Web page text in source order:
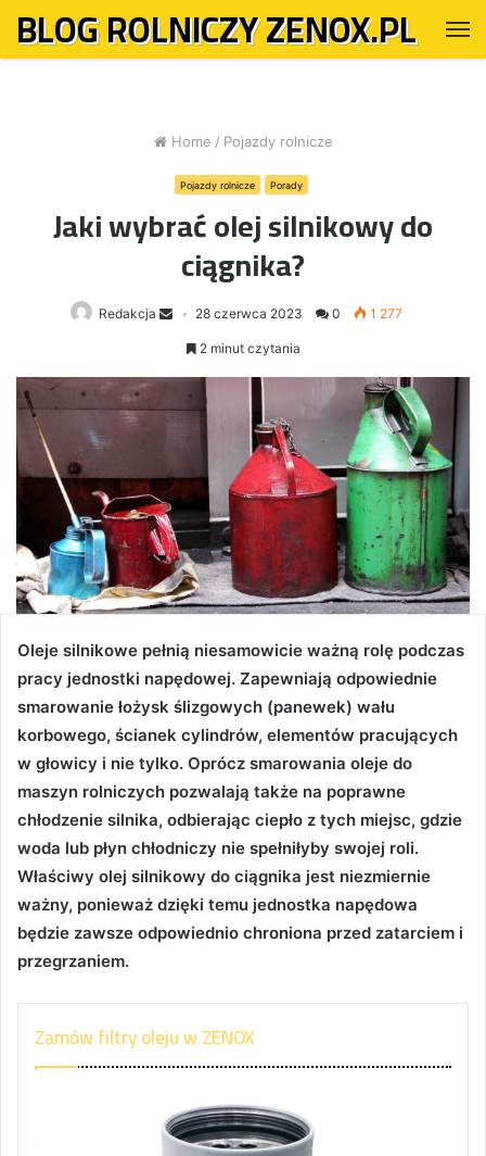
BLOG ROLNICZY ZENOX.PL
Home / Pojazdy rolnicze
Pojazdy rolnicze Porady
Jaki wybrać olej silnikowy do
ciągnika?
Redakcja 28 czerwca 2023 0 1 277
2 minut czytania
Oleje silnikowe pełnią niesamowicie ważną rolę podczas
pracy jednostki napędowej. Zapewniają odpowiednie
smarowanie łożysk ślizgowych (panewek) wału
korbowego, ścianek cylindrów, elementów pracujących
w głowicy i nie tylko. Oprócz smarowania oleje do
maszyn rolniczych pozwalają także na poprawne
chłodzenie silnika, odbierając ciepło z tych miejsc, gdzie
woda lub płyn chłodniczy nie spełniłyby swojej roli.
Właściwy olej silnikowy do ciągnika jest niezmiernie
ważny, ponieważ dzięki temu jednostka napędowa
będzie zawsze odpowiednio chroniona przed zatarciem i
przegrzaniem.
Zamów filtry oleju w ZENOX